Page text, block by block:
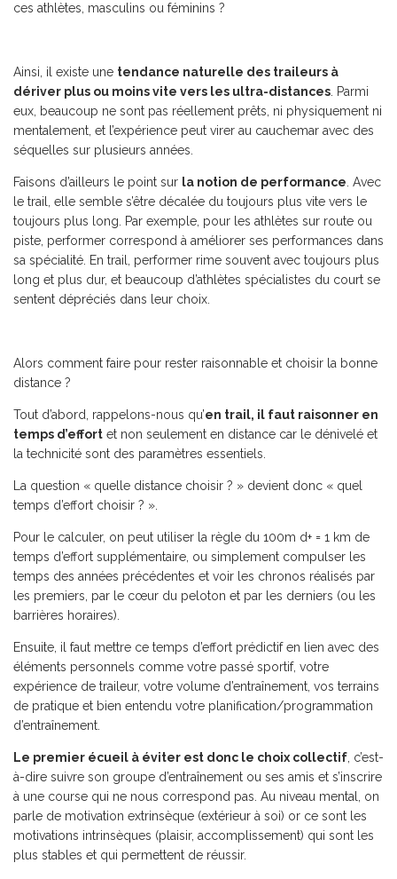
ces athlètes, masculins ou féminins ?
Ainsi, il existe une tendance naturelle des traileurs à
dériver plus ou moins vite vers les ultra-distances . Parmi
eux, beaucoup ne sont pas réellement prêts, ni physiquement ni
mentalement, et l’expérience peut virer au cauchemar avec des
séquelles sur plusieurs années.
Faisons d’ailleurs le point sur la notion de performance . Avec
le trail, elle semble s’être décalée du toujours plus vite vers le
toujours plus long. Par exemple, pour les athlètes sur route ou
piste, performer correspond à améliorer ses performances dans
sa spécialité. En trail, performer rime souvent avec toujours plus
long et plus dur, et beaucoup d’athlètes spécialistes du court se
sentent dépréciés dans leur choix.
Alors comment faire pour rester raisonnable et choisir la bonne
distance ?
Tout d’abord, rappelons-nous qu’en trail, il faut raisonner en
temps d’effort et non seulement en distance car le dénivelé et
la technicité sont des paramètres essentiels.
La question « quelle distance choisir ? » devient donc « quel
temps d’effort choisir ? ».
Pour le calculer, on peut utiliser la règle du 100m d+ = 1 km de
temps d’effort supplémentaire, ou simplement compulser les
temps des années précédentes et voir les chronos réalisés par
les premiers, par le cœur du peloton et par les derniers (ou les
barrières horaires).
Ensuite, il faut mettre ce temps d’effort prédictif en lien avec des
éléments personnels comme votre passé sportif, votre
expérience de traileur, votre volume d’entraînement, vos terrains
de pratique et bien entendu votre planification/programmation
d’entraînement.
Le premier écueil à éviter est donc le choix collectif , c’est-
à-dire suivre son groupe d’entraînement ou ses amis et s’inscrire
à une course qui ne nous correspond pas. Au niveau mental, on
parle de motivation extrinsèque (extérieur à soi) or ce sont les
motivations intrinsèques (plaisir, accomplissement) qui sont les
plus stables et qui permettent de réussir.